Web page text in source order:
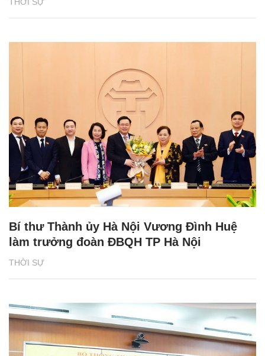
THỜI SỰ
Bí thư Thành ủy Hà Nội Vương Đình Huệ
làm trưởng đoàn ĐBQH TP Hà Nội